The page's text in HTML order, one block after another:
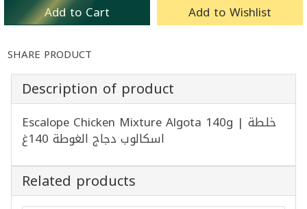
Add to Cart Add to Wishlist
SHARE PRODUCT
Description of product
Escalope Chicken Mixture Algota 140g | خلطة
اسكالوب دجاج الغوطة 140غ
Related products